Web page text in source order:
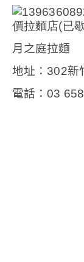
月之庭拉麵
地址： 302新
電話：03